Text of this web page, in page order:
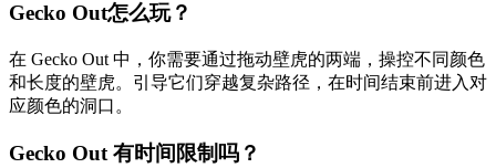
Gecko Out怎么玩？
在 Gecko Out 中，你需要通过拖动壁虎的两端，操控不同颜色
和长度的壁虎。引导它们穿越复杂路径，在时间结束前进入对
应颜色的洞口。
Gecko Out 有时间限制吗？